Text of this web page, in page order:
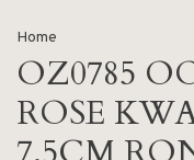
Home
OZ0785
ROSE